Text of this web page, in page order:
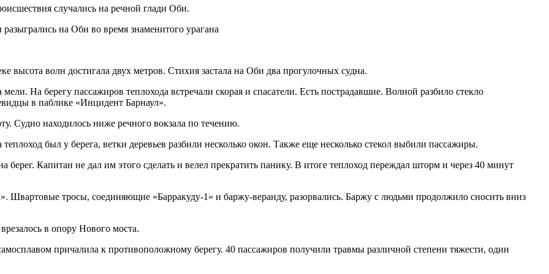
случались на речной глади Оби.
волн достигала двух метров. Стихия застала на Оби два прогулочных судна.
На берегу пассажиров теплохода встречали скорая и спасатели. Есть пострадавшие. Волной разбило стекло
в паблике «Инцидент Барнаул».
Судно находилось ниже речного вокзала по течению.
был у берега, ветки деревьев разбили несколько окон. Также еще несколько стекол выбили пассажиры.
Капитан не дал им этого сделать и велел прекратить панику. В итоге теплоход переждал шторм и через 40 минут
Швартовые тросы, соединяющие «Барракуду-1» и баржу-веранду, разорвались. Баржу с людьми продолжило сносить вниз
в опору Нового моста.
причалила к противоположному берегу. 40 пассажиров получили травмы различной степени тяжести, один